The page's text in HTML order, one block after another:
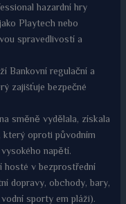
hazardní hry
Playtech nebo
spravedlivostí a
Bankovní regulační a
zajišťuje bezpečné
směně vydělala, získala
oproti původním
napětí.
hosté v bezprostřední
dopravy, obchody, bary,
sporty em pláži).